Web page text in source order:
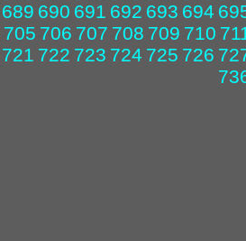
689 690 691 692 693 694
705 706 707 708 709 710
721 722 723 724 725 726